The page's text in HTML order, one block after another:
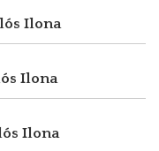
Ilona
Ilona
Ilona